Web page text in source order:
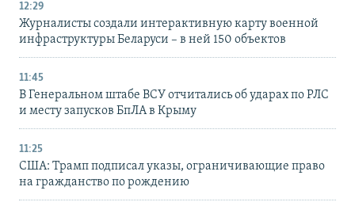
12:29
Журналисты создали интерактивную карту военной
инфраструктуры Беларуси – в ней 150 объектов
11:45
В Генеральном штабе ВСУ отчитались об ударах по РЛС
и месту запусков БпЛА в Крыму
11:25
США: Трамп подписал указы, ограничивающие право
на гражданство по рождению